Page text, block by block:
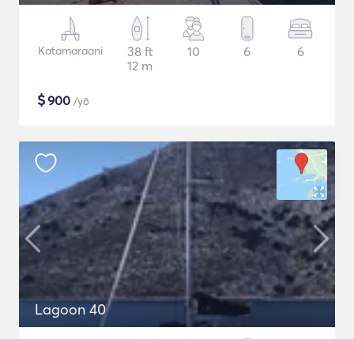
Katamaraani
38 ft
12 m
10 6 6
$900 /yö
Lagoon 40